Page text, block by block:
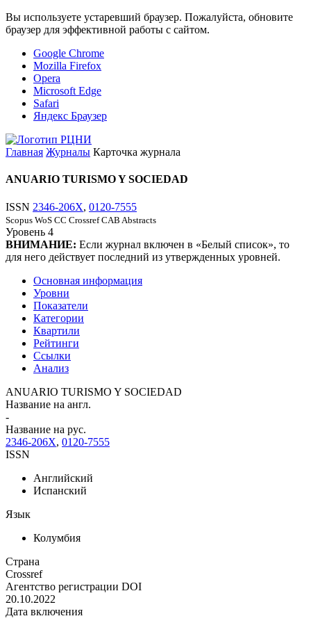
Вы используете устаревший браузер. Пожалуйста, обновите
браузер для эффективной работы с сайтом.
Google Chrome
Mozilla Firefox
Opera
Microsoft Edge
Safari
Яндекс Браузер
Главная Журналы Карточка журнала
ANUARIO TURISMO Y SOCIEDAD
ISSN 2346-206X, 0120-7555
Scopus WoS CC Crossref CAB Abstracts
Уровень 4
ВНИМАНИЕ: Если журнал включен в «Белый список», то
для него действует последний из утвержденных уровней.
Основная информация
Уровни
Показатели
Категории
Квартили
Рейтинги
Ссылки
Анализ
ANUARIO TURISMO Y SOCIEDAD
Название на англ.
-
Название на рус.
2346-206X, 0120-7555
ISSN
Английский
Испанский
Язык
Колумбия
Страна
Crossref
Агентство регистрации DOI
20.10.2022
Дата включения